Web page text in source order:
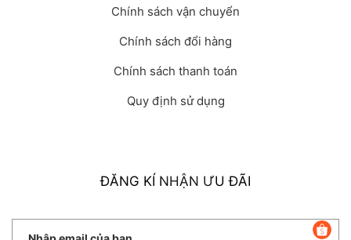
Chính sách vận chuyển
Chính sách đổi hàng
Chính sách thanh toán
Quy định sử dụng
ĐĂNG KÍ NHẬN ƯU ĐÃI